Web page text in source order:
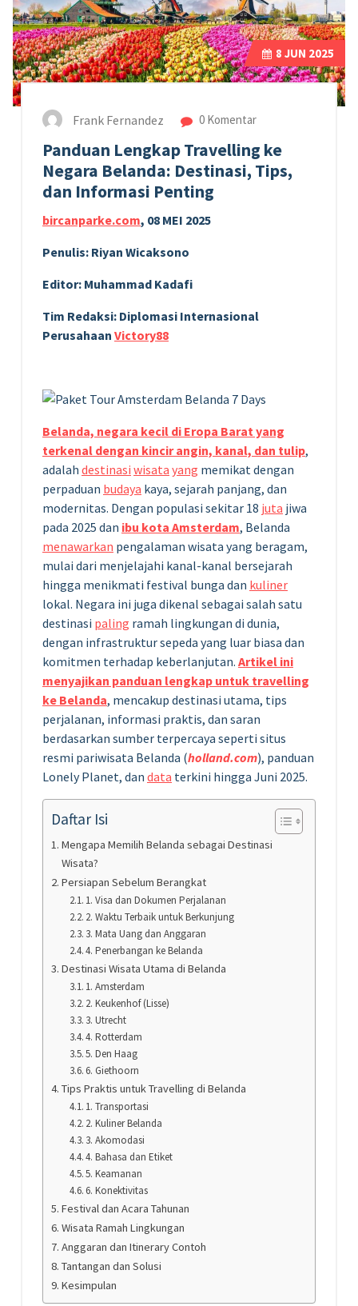
8 JUN 2025
Frank Fernandez 0 Komentar
Panduan Lengkap Travelling ke
Negara Belanda: Destinasi, Tips,
dan Informasi Penting
bircanparke.com, 08 MEI 2025
Penulis: Riyan Wicaksono
Editor: Muhammad Kadafi
Tim Redaksi: Diplomasi Internasional
Perusahaan Victory88
Belanda, negara kecil di Eropa Barat yang
terkenal dengan kincir angin, kanal, dan tulip,
adalah destinasi wisata yang memikat dengan
perpaduan budaya kaya, sejarah panjang, dan
modernitas. Dengan populasi sekitar 18 juta jiwa
pada 2025 dan ibu kota Amsterdam, Belanda
menawarkan pengalaman wisata yang beragam,
mulai dari menjelajahi kanal-kanal bersejarah
hingga menikmati festival bunga dan kuliner
lokal. Negara ini juga dikenal sebagai salah satu
destinasi paling ramah lingkungan di dunia,
dengan infrastruktur sepeda yang luar biasa dan
komitmen terhadap keberlanjutan. Artikel ini
menyajikan panduan lengkap untuk travelling
ke Belanda, mencakup destinasi utama, tips
perjalanan, informasi praktis, dan saran
berdasarkan sumber terpercaya seperti situs
resmi pariwisata Belanda (holland.com), panduan
Lonely Planet, dan data terkini hingga Juni 2025.
Daftar Isi
Mengapa Memilih Belanda sebagai Destinasi
Wisata?
Persiapan Sebelum Berangkat
1. Visa dan Dokumen Perjalanan
2. Waktu Terbaik untuk Berkunjung
3. Mata Uang dan Anggaran
4. Penerbangan ke Belanda
Destinasi Wisata Utama di Belanda
1. Amsterdam
2. Keukenhof (Lisse)
3. Utrecht
4. Rotterdam
5. Den Haag
6. Giethoorn
Tips Praktis untuk Travelling di Belanda
1. Transportasi
2. Kuliner Belanda
3. Akomodasi
4. Bahasa dan Etiket
5. Keamanan
6. Konektivitas
Festival dan Acara Tahunan
Wisata Ramah Lingkungan
Anggaran dan Itinerary Contoh
Tantangan dan Solusi
Kesimpulan